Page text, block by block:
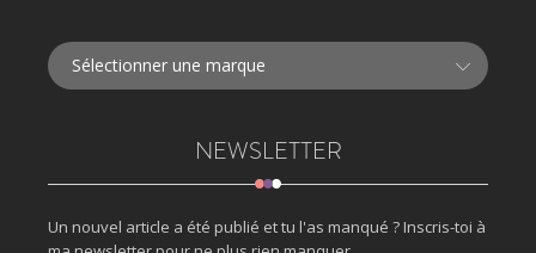
NEWSLETTER
Un nouvel article a été publié et tu l'as manqué ? Inscris-toi à